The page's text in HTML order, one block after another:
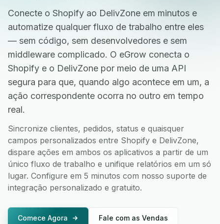
Conecte o Shopify ao DelivZone em minutos e
automatize qualquer fluxo de trabalho entre eles
— sem código, sem desenvolvedores e sem
middleware complicado. O eGrow conecta o
Shopify e o DelivZone por meio de uma API
segura para que, quando algo acontece em um, a
ação correspondente ocorra no outro em tempo
real.
Sincronize clientes, pedidos, status e quaisquer
campos personalizados entre Shopify e DelivZone,
dispare ações em ambos os aplicativos a partir de um
único fluxo de trabalho e unifique relatórios em um só
lugar. Configure em 5 minutos com nosso suporte de
integração personalizado e gratuito.
Comece Agora Fale com as Vendas